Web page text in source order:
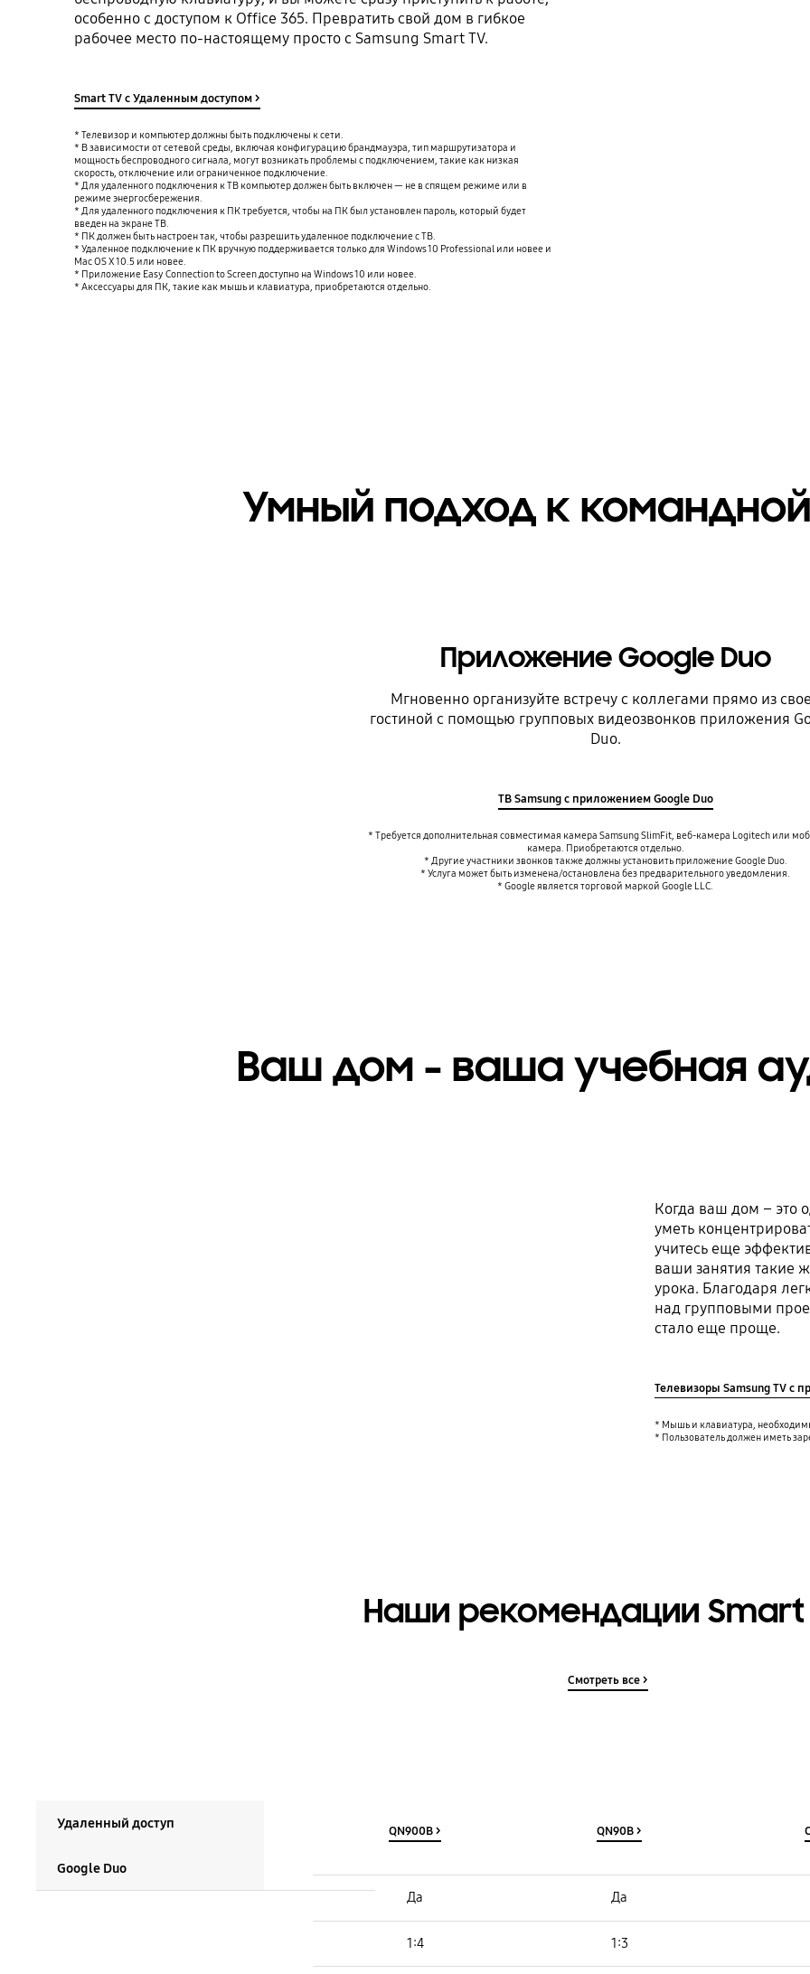
особенно с доступом к Office 365. Превратить свой дом в гибкое
рабочее место по-настоящему просто с Samsung Smart TV.
Smart TV с Удаленным доступом >
* Телевизор и компьютер должны быть подключены к сети.
* В зависимости от сетевой среды, включая конфигурацию брандмауэра, тип маршрутизатора и
мощность беспроводного сигнала, могут возникать проблемы с подключением, такие как низкая
скорость, отключение или ограниченное подключение.
* Для удаленного подключения к ТВ компьютер должен быть включен — не в спящем режиме или в
режиме энергосбережения.
* Для удаленного подключения к ПК требуется, чтобы на ПК был установлен пароль, который будет
введен на экране ТВ.
* ПК должен быть настроен так, чтобы разрешить удаленное подключение с ТВ.
* Удаленное подключение к ПК вручную поддерживается только для Windows 10 Professional или новее и
Mac OS X 10.5 или новее.
* Приложение Easy Connection to Screen доступно на Windows 10 или новее.
* Аксессуары для ПК, такие как мышь и клавиатура, приобретаются отдельно.
Умный подход к
Приложение Google Duo
Мгновенно организуйте встречу с коллегами прямо из
гостиной с помощью групповых видеозвонков приложения
Duo.
ТВ Samsung с приложением Google Duo
* Требуется дополнительная совместимая камера Samsung SlimFit, веб-камера Logitech или
камера. Приобретаются отдельно.
* Другие участники звонков также должны установить приложение Google Duo.
* Услуга может быть изменена/остановлена без предварительного уведомления.
* Google является торговой маркой Google LLC.
Ваш дом - ваша учебная
Когда ваш дом – это
уметь
учитесь еще
ваши занятия такие
урока. Благодаря
над групповыми
стало еще проще.
Телевизоры Samsung TV с
* Мышь и клавиатура,
* Пользователь должен иметь
Наши рекомендации Smart
Смотреть все >
Удаленный доступ
Google Duo
QN900B >
Да
1:4
QN90B >
Да
1:3